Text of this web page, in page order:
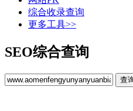
综合收录查询
更多工具>>
SEO综合查询